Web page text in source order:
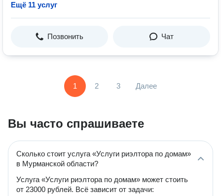
Ещё 11 услуг
Позвонить Чат
1 2 3 Далее
Вы часто спрашиваете
Сколько стоит услуга «Услуги риэлтора по домам»
в Мурманской области?
Услуга «Услуги риэлтора по домам» может стоить
от 23000 рублей. Всё зависит от задачи: